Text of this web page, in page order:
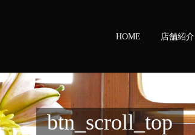
HOME 店舗紹介
btn_scroll_top